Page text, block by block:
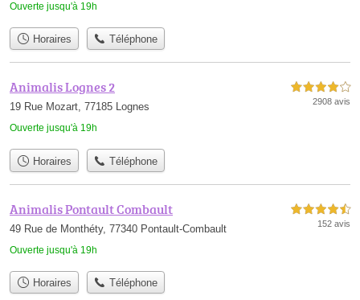
Ouverte jusqu'à 19h
Horaires Téléphone
Animalis Lognes 2
19 Rue Mozart, 77185 Lognes
Ouverte jusqu'à 19h
4,0 étoiles sur 5
2908 avis
Horaires Téléphone
Animalis Pontault Combault
49 Rue de Monthéty, 77340 Pontault-Combault
Ouverte jusqu'à 19h
4,5 étoiles sur 5
152 avis
Horaires Téléphone